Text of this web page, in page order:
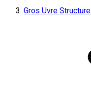
Gros Uvre Structure